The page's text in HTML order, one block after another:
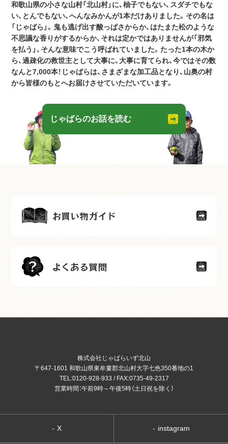
和歌山県の小さな山村「北山村」に、柚子でもない、スダチでもな
い、とんでもない、へんなみかんが1本だけありました。その名は
「じゃばら」。鬼も逃げ出す酸っぱさからか、はたまた松のような
不思議な香りがするからか、それは定かではありませんが「邪気
を払う」、そんな意味でこう呼ばれていました。たった1本の木か
ら、過疎化の救世主として大事に、大事に育てられ、今ではその数
なんと7,000本！じゃばらは、さまざまな加工品となり、山奥の村
から皆様のもとへお届けさせていただいています。
じゃばらのお話を読む
お買い物ガイド
よくある質問
株式会社じゃばらいず北山
〒647-1601 和歌山県東牟婁郡北山村大字七色350番地の1
TEL:0120-928-933 / FAX:0735-49-2317
営業時間：午前9時～午後5時（土日祝を除く）
- instagram
- X